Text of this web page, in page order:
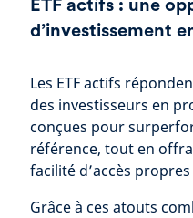
ETF actifs : une
d’investissement
Les ETF actifs
des investisseurs en
conçues pour
référence, tout en
facilité d’accès
Grâce à ces atouts